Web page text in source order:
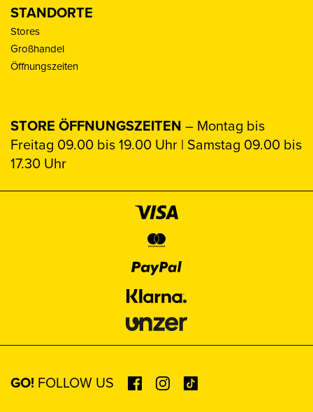
STANDORTE
Stores
Großhandel
Öffnungszeiten
STORE ÖFFNUNGSZEITEN – Montag bis
Freitag 09.00 bis 19.00 Uhr | Samstag 09.00 bis
17.30 Uhr
GO! FOLLOW US